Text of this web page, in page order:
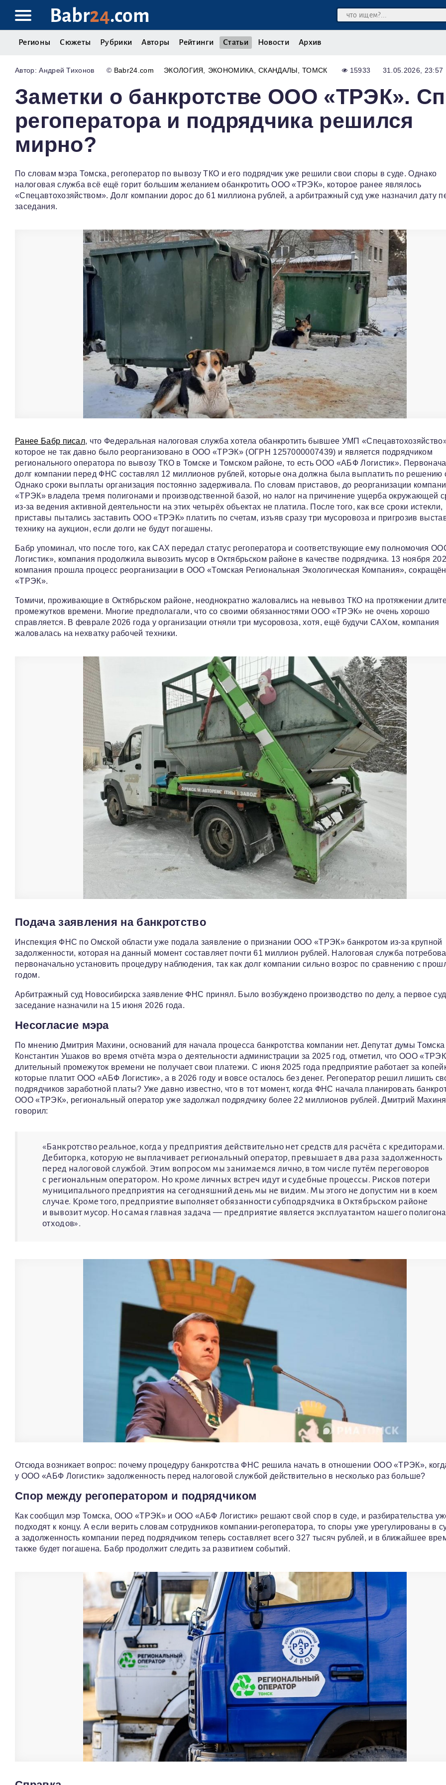
Babr24.com
Регионы Сюжеты Рубрики Авторы Рейтинги Статьи Новости Архив
Андрей Тихонов © Babr24.com ЭКОЛОГИЯ ЭКОНОМИКА СКАНДАЛЫ ТОМСК 15933 31.05.2026, 23:57
Заметки о банкротстве ООО «ТРЭК».
регоператора и подрядчика решился
мирно?
По словам мэра Томска, регоператор по вывозу ТКО и его подрядчик уже решили свои споры в суде. Однако
налоговая служба всё ещё горит большим желанием обанкротить ООО «ТРЭК», которое ранее являлось
«Спецавтохозяйством». Долг компании дорос до 61 миллиона рублей, а арбитражный суд уже назначил дату
заседания.
Ранее Бабр писал, что Федеральная налоговая служба хотела обанкротить бывшее УМП
которое не так давно было реорганизовано в ООО «ТРЭК» (ОГРН 1257000007439) и является подрядчиком
регионального оператора по вывозу ТКО в Томске и Томском районе, то есть ООО «АБФ Логистик».
долг компании перед ФНС составлял 12 миллионов рублей, которые она должна была выплатить по решению
Однако сроки выплаты организация постоянно задерживала. По словам приставов, до реорганизации
«ТРЭК» владела тремя полигонами и производственной базой, но налог на причинение ущерба окружающей
из-за ведения активной деятельности на этих четырёх объектах не платила. После того, как все сроки истекли,
приставы пытались заставить ООО «ТРЭК» платить по счетам, изъяв сразу три мусоровоза и пригрозив
технику на аукцион, если долги не будут погашены.
Бабр упоминал, что после того, как САХ передал статус регоператора и соответствующие ему полномочия
Логистик», компания продолжила вывозить мусор в Октябрьском районе в качестве подрядчика. 13 ноября
компания прошла процесс реорганизации в ООО «Томская Региональная Экологическая Компания»,
«ТРЭК».
Томичи, проживающие в Октябрьском районе, неоднократно жаловались на невывоз ТКО на протяжении
промежутков времени. Многие предполагали, что со своими обязанностями ООО «ТРЭК» не очень хорошо
справляется. В феврале 2026 года у организации отняли три мусоровоза, хотя, ещё будучи САХом, компания
жаловалась на нехватку рабочей техники.
Подача заявления на банкротство
Инспекция ФНС по Омской области уже подала заявление о признании ООО «ТРЭК» банкротом из-за крупной
задолженности, которая на данный момент составляет почти 61 миллион рублей. Налоговая служба
первоначально установить процедуру наблюдения, так как долг компании сильно возрос по сравнению с
годом.
Арбитражный суд Новосибирска заявление ФНС принял. Было возбуждено производство по делу, а первое
заседание назначили на 15 июня 2026 года.
Несогласие мэра
По мнению Дмитрия Махини, оснований для начала процесса банкротства компании нет. Депутат думы Томска
Константин Ушаков во время отчёта мэра о деятельности администрации за 2025 год, отметил, что ООО
длительный промежуток времени не получает свои платежи. С июня 2025 года предприятие работает за
которые платит ООО «АБФ Логистик», а в 2026 году и вовсе осталось без денег. Регоператор решил лишить
подрядчиков заработной платы? Уже давно известно, что в тот момент, когда ФНС начала планировать
ООО «ТРЭК», региональный оператор уже задолжал подрядчику более 22 миллионов рублей. Дмитрий Махиня
говорил:
«Банкротство реальное, когда у предприятия действительно нет средств для расчёта с кредиторами.
Дебиторка, которую не выплачивает региональный оператор, превышает в два раза задолженность
перед налоговой службой. Этим вопросом мы занимаемся лично, в том числе путём переговоров
с региональным оператором. Но кроме личных встреч идут и судебные процессы. Рисков потери
муниципального предприятия на сегодняшний день мы не видим. Мы этого не допустим ни в коем
случае. Кроме того, предприятие выполняет обязанности субподрядчика в Октябрьском районе
и вывозит мусор. Но самая главная задача — предприятие является эксплуатантом нашего полигона
отходов».
Отсюда возникает вопрос: почему процедуру банкротства ФНС решила начать в отношении ООО «ТРЭК»,
у ООО «АБФ Логистик» задолженность перед налоговой службой действительно в несколько раз больше?
Спор между регоператором и подрядчиком
Как сообщил мэр Томска, ООО «ТРЭК» и ООО «АБФ Логистик» решают свой спор в суде, и разбирательства
подходят к концу. А если верить словам сотрудников компании-регоператора, то споры уже урегулированы в
а задолженность компании перед подрядчиком теперь составляет всего 327 тысяч рублей, и в ближайшее
также будет погашена. Бабр продолжит следить за развитием событий.